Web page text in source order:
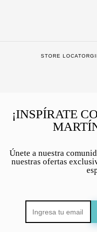
STORE LOCATOR
¡INSPÍRATE
Únete a nuestra
nuestras ofertas